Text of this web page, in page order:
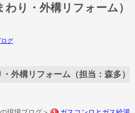
り・外構リフォーム）
グ
外構リフォーム（担当：森多）